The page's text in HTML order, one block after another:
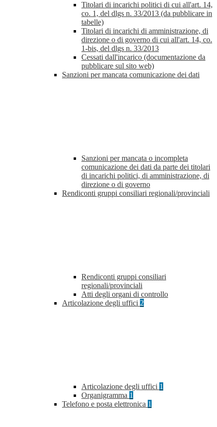
Titolari di incarichi politici di cui all'art. 14,
co. 1, del dlgs n. 33/2013 (da pubblicare in
tabelle)
Titolari di incarichi di amministrazione, di
direzione o di governo di cui all'art. 14, co.
1-bis, del dlgs n. 33/2013
Cessati dall'incarico (documentazione da
pubblicare sul sito web)
Sanzioni per mancata comunicazione dei dati
Sanzioni per mancata o incompleta
comunicazione dei dati da parte dei titolari
di incarichi politici, di amministrazione, di
direzione o di governo
Rendiconti gruppi consiliari regionali/provinciali
Rendiconti gruppi consiliari
regionali/provinciali
Atti degli organi di controllo
Articolazione degli uffici 2
Articolazione degli uffici 1
Organigramma 1
Telefono e posta elettronica 1